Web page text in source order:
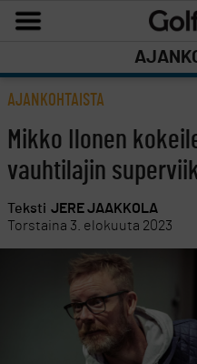
AJANKOHTAISTA
Mikko Ilonen
vauhtilajin
Teksti JERE JAAKKOLA
Torstaina 3. elokuuta 2023